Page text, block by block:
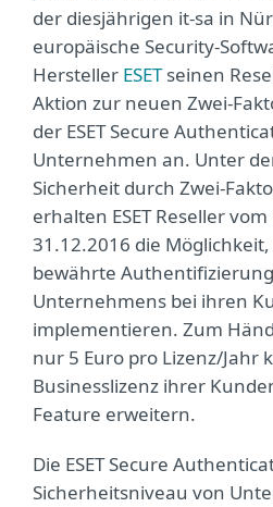
der diesjährigen it-sa in
europäische Security-
Hersteller ESETseinen
Aktion zur neuen Zwei-
der ESET Secure
Unternehmen an. Unter
Sicherheit durch Zwei-
erhalten ESET Reseller
31.12.2016 die
bewährte
Unternehmens bei ihren
implementieren. Zum
nur 5 Euro pro Lizenz/Jahr
Businesslizenz ihrer
Feature erweitern.
Die ESET Secure
Sicherheitsniveau von